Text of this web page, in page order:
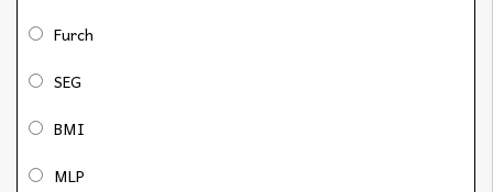
Furch
SEG
BMI
MLP